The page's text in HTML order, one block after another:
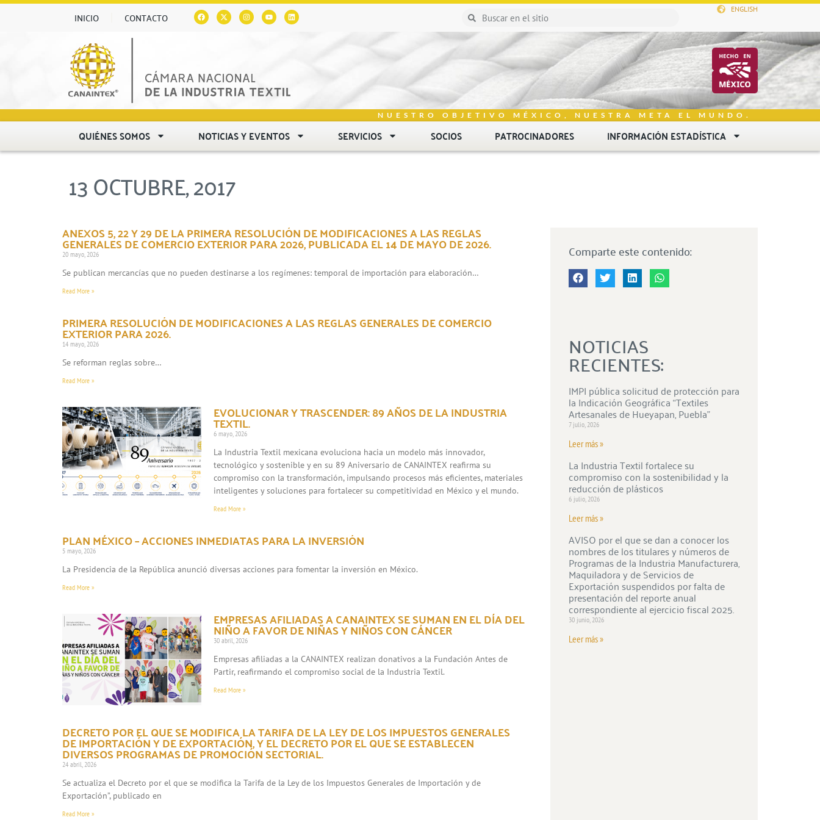
INICIO CONTACTO
ENGLISH
NUESTRO OBJETIVO MÉXICO, NUESTRA META EL MUNDO.
QUIÉNES SOMOS NOTICIAS Y EVENTOS SERVICIOS SOCIOS PATROCINADORES INFORMACIÓN ESTADÍSTICA
13 OCTUBRE, 2017
ANEXOS 5, 22 Y 29 DE LA PRIMERA RESOLUCIÓN DE MODIFICACIONES A LAS REGLAS
GENERALES DE COMERCIO EXTERIOR PARA 2026, PUBLICADA EL 14 DE MAYO DE 2026.
20 mayo, 2026
Se publican mercancías que no pueden destinarse a los regímenes: temporal de importación para elaboración…
Read More »
PRIMERA RESOLUCIÓN DE MODIFICACIONES A LAS REGLAS GENERALES DE COMERCIO
EXTERIOR PARA 2026.
14 mayo, 2026
Se reforman reglas sobre…
Read More »
EVOLUCIONAR Y TRASCENDER: 89 AÑOS DE LA INDUSTRIA
TEXTIL.
6 mayo, 2026
La Industria Textil mexicana evoluciona hacia un modelo más innovador,
tecnológico y sostenible y en su 89 Aniversario de CANAINTEX reafirma su
compromiso con la transformación, impulsando procesos más eficientes, materiales
inteligentes y soluciones para fortalecer su competitividad en México y el mundo.
Read More »
PLAN MÉXICO – ACCIONES INMEDIATAS PARA LA INVERSIÓN
5 mayo, 2026
La Presidencia de la República anunció diversas acciones para fomentar la inversión en México.
Read More »
EMPRESAS AFILIADAS A CANAINTEX SE SUMAN EN EL DÍA DEL
NIÑO A FAVOR DE NIÑAS Y NIÑOS CON CÁNCER
30 abril, 2026
Empresas afiliadas a la CANAINTEX realizan donativos a la Fundación Antes de
Partir, reafirmando el compromiso social de la Industria Textil.
Read More »
DECRETO POR EL QUE SE MODIFICA LA TARIFA DE LA LEY DE LOS IMPUESTOS GENERALES
DE IMPORTACIÓN Y DE EXPORTACIÓN, Y EL DECRETO POR EL QUE SE ESTABLECEN
DIVERSOS PROGRAMAS DE PROMOCIÓN SECTORIAL.
24 abril, 2026
Se actualiza el Decreto por el que se modifica la Tarifa de la Ley de los Impuestos Generales de Importación y de
Exportación”, publicado en
Read More »
Comparte este contenido:
NOTICIAS
RECIENTES:
IMPI pública solicitud de protección para
la Indicación Geográfica “Textiles
Artesanales de Hueyapan, Puebla”
7 julio, 2026
Leer más »
La Industria Textil fortalece su
compromiso con la sostenibilidad y la
reducción de plásticos
6 julio, 2026
Leer más »
AVISO por el que se dan a conocer los
nombres de los titulares y números de
Programas de la Industria Manufacturera,
Maquiladora y de Servicios de
Exportación suspendidos por falta de
presentación del reporte anual
correspondiente al ejercicio fiscal 2025.
30 junio, 2026
Leer más »